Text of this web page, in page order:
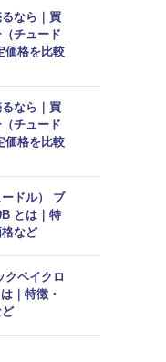
なら｜買
チュード
価格を比較
なら｜買
チュード
価格を比較
ドル） ブ
とは｜特
など
クベイクロ
｜特徴・